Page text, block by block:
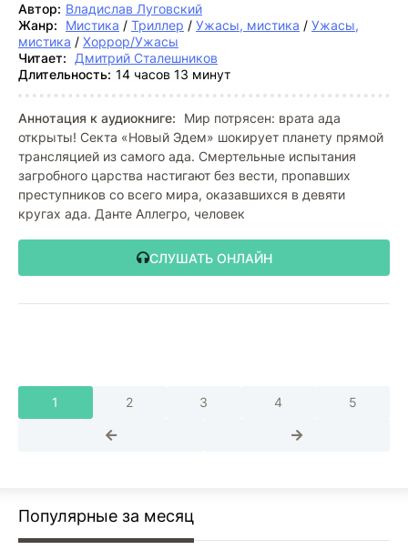
Автор: Владислав Луговский
Жанр:
Мистика / Триллер / Ужасы, мистика / Ужасы,
мистика / Хоррор/Ужасы
Читает:
Дмитрий Сталешников
Длительность: 14 часов 13 минут
Аннотация к аудиокниге:
Мир потрясен: врата ада
открыты! Секта «Новый Эдем» шокирует планету прямой
трансляцией из самого ада. Смертельные испытания
загробного царства настигают без вести, пропавших
преступников со всего мира, оказавшихся в девяти
кругах ада. Данте Аллегро, человек
СЛУШАТЬ ОНЛАЙН
1 2 3 4 5
Популярные за месяц